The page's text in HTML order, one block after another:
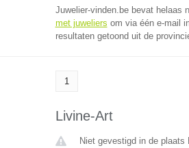
Juwelier-vinden.be bevat helaas
met juweliers om via één e-mail
resultaten getoond uit de
1
Livine-Art
Niet gevestigd in de plaats